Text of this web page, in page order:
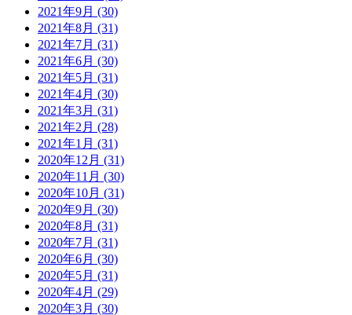
2021年9月 (30)
2021年8月 (31)
2021年7月 (31)
2021年6月 (30)
2021年5月 (31)
2021年4月 (30)
2021年3月 (31)
2021年2月 (28)
2021年1月 (31)
2020年12月 (31)
2020年11月 (30)
2020年10月 (31)
2020年9月 (30)
2020年8月 (31)
2020年7月 (31)
2020年6月 (30)
2020年5月 (31)
2020年4月 (29)
2020年3月 (30)